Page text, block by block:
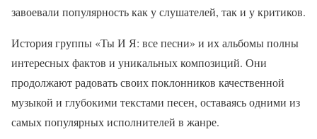
завоевали популярность как у слушателей, так и у критиков.
История группы «Ты И Я: все песни» и их альбомы полны
интересных фактов и уникальных композиций. Они
продолжают радовать своих поклонников качественной
музыкой и глубокими текстами песен, оставаясь одними из
самых популярных исполнителей в жанре.